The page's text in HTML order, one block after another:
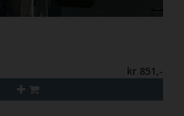
kr 851,-